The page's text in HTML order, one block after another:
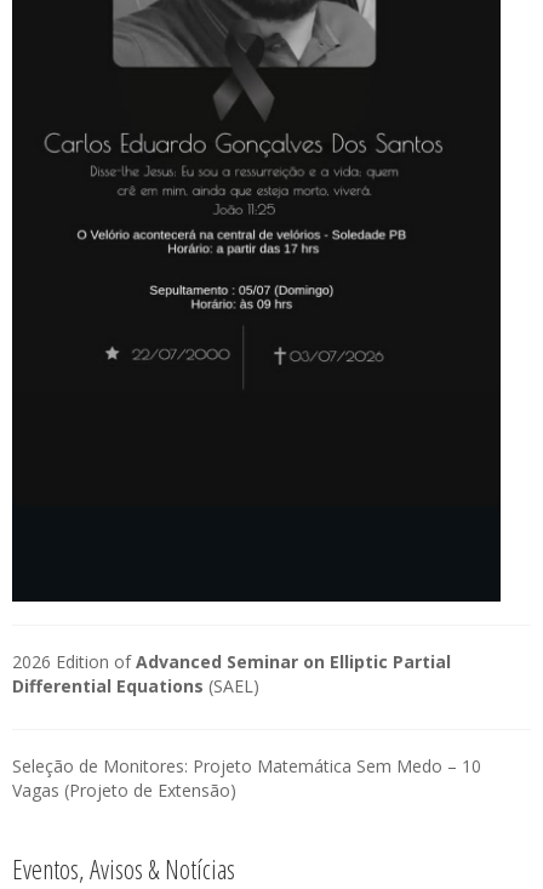
2026 Edition ofAdvanced Seminar on Elliptic Partial
Differential Equations (SAEL)
Seleção de Monitores: Projeto Matemática Sem Medo – 10
Vagas (Projeto de Extensão)
Eventos, Avisos & Notícias